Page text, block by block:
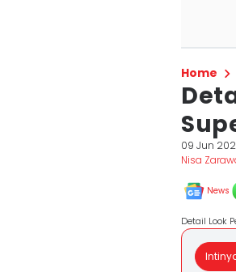
Home
09 Jun
Nisa
News
Detail Look